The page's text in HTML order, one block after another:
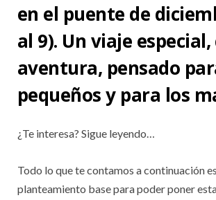
en el puente de
al 9). Un viaje especial,
aventura, pensado
pequeños y para los
¿Te interesa? Sigue leyendo…
Todo lo que te contamos a continuación
planteamiento base para poder poner